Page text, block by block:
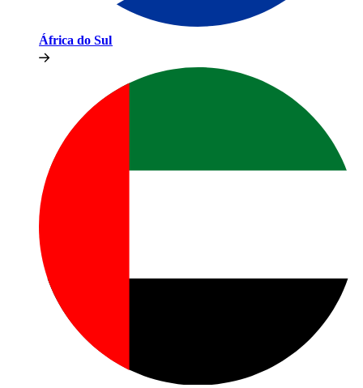
África do Sul​​